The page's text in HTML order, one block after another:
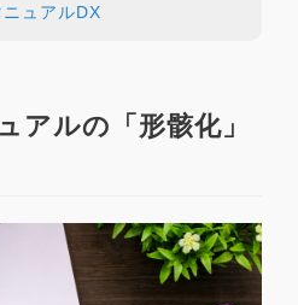
ュアルDX
アルの「形骸化」